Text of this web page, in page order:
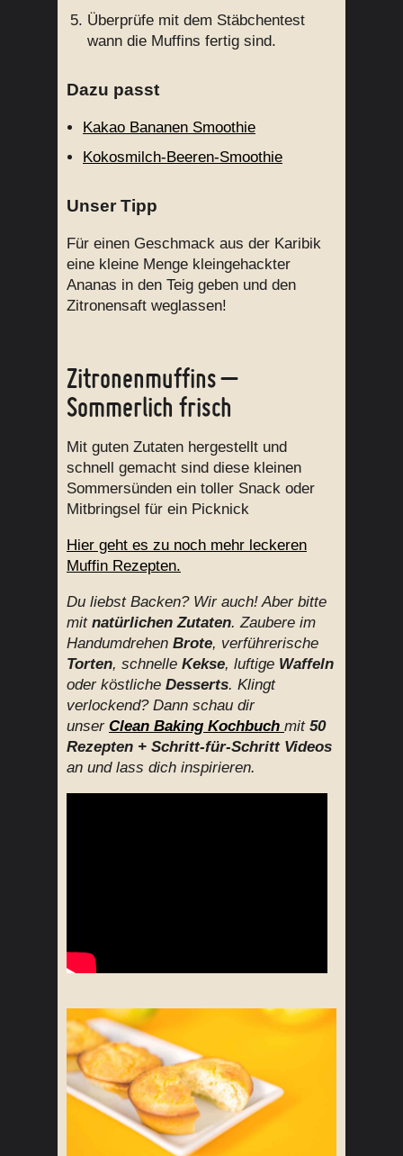
Überprüfe mit dem Stäbchentest
wann die Muffins fertig sind.
Dazu passt
Kakao Bananen Smoothie
Kokosmilch-Beeren-Smoothie
Unser Tipp
Für einen Geschmack aus der Karibik
eine kleine Menge kleingehackter
Ananas in den Teig geben und den
Zitronensaft weglassen!
Zitronenmuffins –
Sommerlich frisch
Mit guten Zutaten hergestellt und
schnell gemacht sind diese kleinen
Sommersünden ein toller Snack oder
Mitbringsel für ein Picknick
Hier geht es zu noch mehr leckeren
Muffin Rezepten.
Du liebst Backen? Wir auch! Aber bitte
mit natürlichen Zutaten. Zaubere im
Handumdrehen Brote, verführerische
Torten, schnelle Kekse, luftige Waffeln
oder köstliche Desserts. Klingt
verlockend? Dann schau dir
unser Clean Baking Kochbuch mit50
Rezepten + Schritt-für-Schritt Videos
an und lass dich inspirieren.